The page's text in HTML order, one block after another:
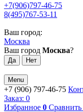
+7(906)797-46-75
8(495)767-53-11
Ваш город:
Москва
Ваш город Москва?
Menu
+7 (906) 797-46-75
Заказ: 0
Избранное 0 Сравнить